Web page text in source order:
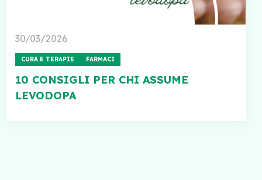
30/03/2026
CURA E TERAPIE FARMACI
10 CONSIGLI PER CHI ASSUME
LEVODOPA